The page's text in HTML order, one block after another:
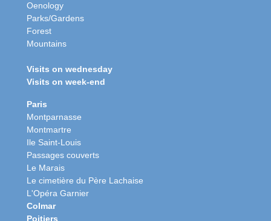
Oenology
Parks/Gardens
Forest
Mountains
Visits on wednesday
Visits on week-end
Paris
Montparnasse
Montmartre
Ile Saint-Louis
Passages couverts
Le Marais
Le cimetière du Père Lachaise
L'Opéra Garnier
Colmar
Poitiers